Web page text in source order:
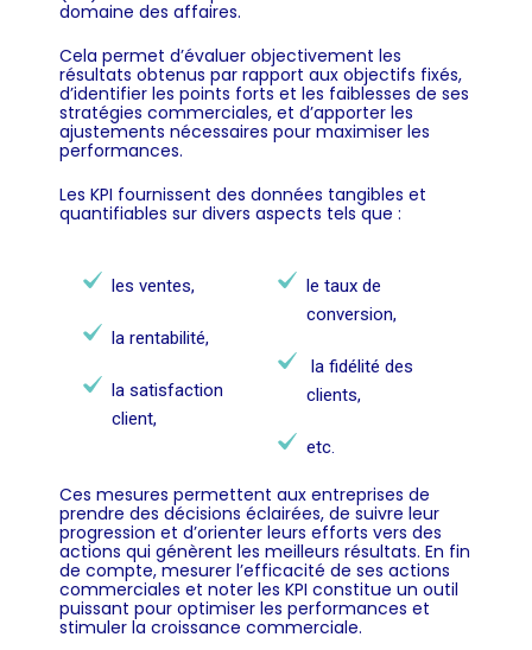
domaine des affaires.
Cela permet d’évaluer objectivement les
résultats obtenus par rapport aux objectifs fixés,
d’identifier les points forts et les faiblesses de ses
stratégies commerciales, et d’apporter les
ajustements nécessaires pour maximiser les
performances.
Les KPI fournissent des données tangibles et
quantifiables sur divers aspects tels que :
les ventes,
la rentabilité,
la satisfaction
client,
le taux de
conversion,
la fidélité des
clients,
etc.
Ces mesures permettent aux entreprises de
prendre des décisions éclairées, de suivre leur
progression et d’orienter leurs efforts vers des
actions qui génèrent les meilleurs résultats. En fin
de compte, mesurer l’efficacité de ses actions
commerciales et noter les KPI constitue un outil
puissant pour optimiser les performances et
stimuler la croissance commerciale.